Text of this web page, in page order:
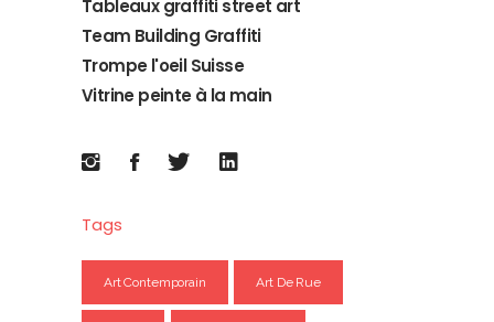
Tableaux graffiti street art
Team Building Graffiti
Trompe l'oeil Suisse
Vitrine peinte à la main
Tags
Art Contemporain Art De Rue